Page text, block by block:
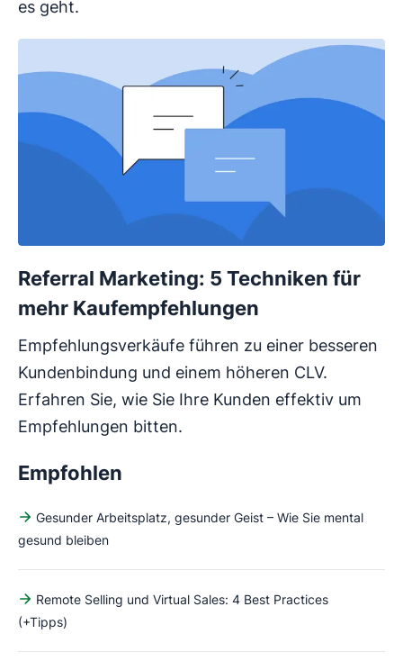
es geht.
Referral Marketing: 5 Techniken für
mehr Kaufempfehlungen
Empfehlungsverkäufe führen zu einer besseren
Kundenbindung und einem höheren CLV.
Erfahren Sie, wie Sie Ihre Kunden effektiv um
Empfehlungen bitten.
Empfohlen
Gesunder Arbeitsplatz, gesunder Geist – Wie Sie mental
gesund bleiben
Remote Selling und Virtual Sales: 4 Best Practices
(+Tipps)